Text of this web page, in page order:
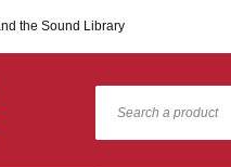
the Sound Library